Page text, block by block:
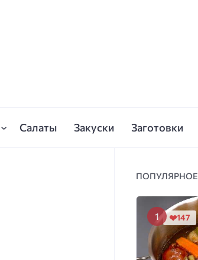
Салаты Закуски Заготовки
ПОПУЛЯРНОЕ
147